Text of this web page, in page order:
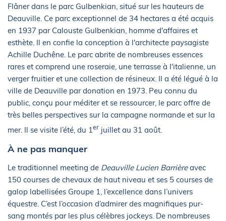
Flâner dans le parc Gulbenkian, situé sur les hauteurs de
Deauville. Ce parc exceptionnel de 34 hectares a été acquis
en 1937 par Calouste Gulbenkian, homme d'affaires et
esthète. Il en confie la conception à l'architecte paysagiste
Achille Duchêne. Le parc abrite de nombreuses essences
rares et comprend une roseraie, une terrasse à l'italienne, un
verger fruitier et une collection de résineux. Il a été légué à la
ville de Deauville par donation en 1973. Peu connu du
public, conçu pour méditer et se ressourcer, le parc offre de
très belles perspectives sur la campagne normande et sur la
mer. Il se visite l’été, du 1er juillet au 31 août.
À ne pas manquer
Le traditionnel meeting de Deauville Lucien Barrièreavec
150 courses de chevaux de haut niveau et ses 5 courses de
galop labellisées Groupe 1, l’excellence dans l’univers
équestre. C’est l’occasion d’admirer des magnifiques pur-
sang montés par les plus célèbres jockeys. De nombreuses